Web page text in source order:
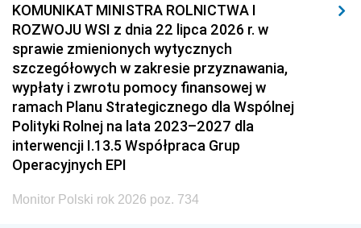
KOMUNIKAT MINISTRA ROLNICTWA I
ROZWOJU WSI z dnia 22 lipca 2026 r. w
sprawie zmienionych wytycznych
szczegółowych w zakresie przyznawania,
wypłaty i zwrotu pomocy finansowej w
ramach Planu Strategicznego dla Wspólnej
Polityki Rolnej na lata 2023–2027 dla
interwencji I.13.5 Współpraca Grup
Operacyjnych EPI
Monitor Polski rok 2026 poz. 734